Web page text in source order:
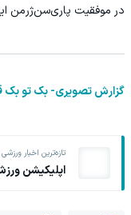
در موفقیت پاری‌سن‌ژرمن
گزارش تصویری- بک تو
تازه‌ترین اخبار
اپلیکیشن